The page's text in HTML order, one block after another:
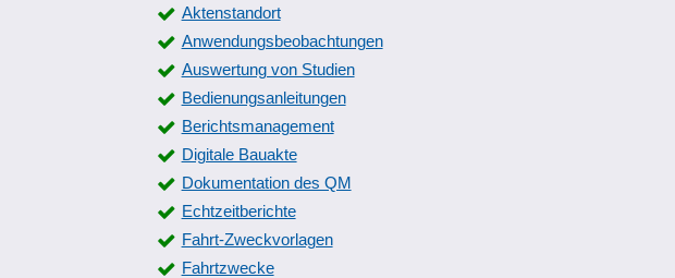
Aktenstandort
Anwendungsbeobachtungen
Auswertung von Studien
Bedienungsanleitungen
Berichtsmanagement
Digitale Bauakte
Dokumentation des QM
Echtzeitberichte
Fahrt-Zweckvorlagen
Fahrtzwecke